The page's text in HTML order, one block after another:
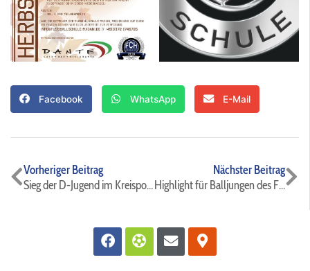
Facebook WhatsApp E-Mail
Zurück
Vorheriger Beitrag
Sieg der D-Jugend im Kreispokalspiel
Nächster Beitrag
Highlight für Balljungen des FC Hertha Rheidt ⚫️🔵⚽️
Facebook
FutbolEnvelope
Map-
marker-
alt